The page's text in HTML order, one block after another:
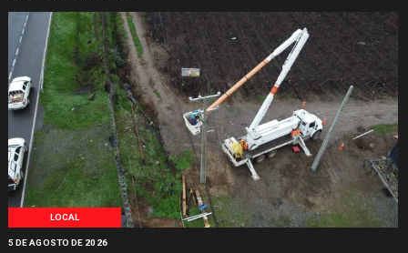
LOCAL
5 DE AGOSTO DE 2026